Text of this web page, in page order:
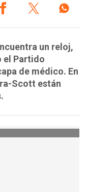
un reloj,
el Partido
de médico. En
Scott están